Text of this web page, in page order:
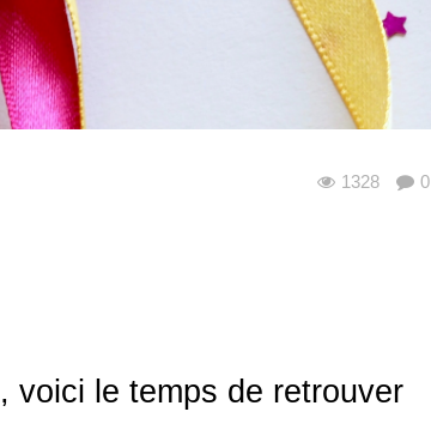
1328 0
voici le temps de retrouver